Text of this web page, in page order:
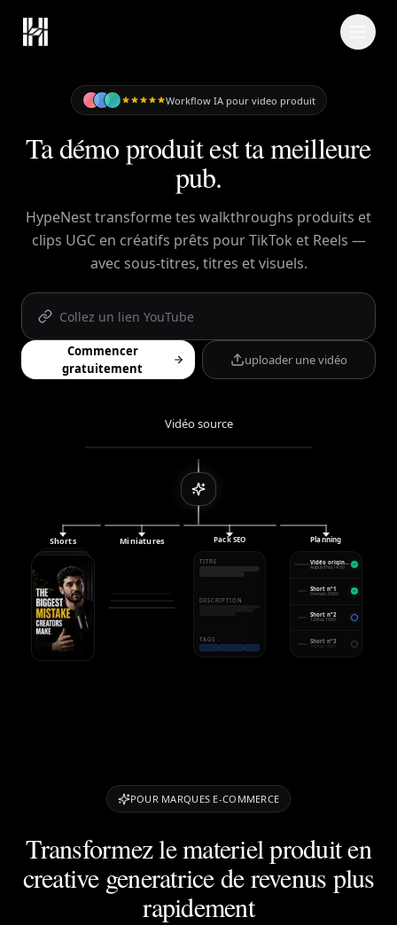
Workflow IA pour video produit
Ta démo produit est ta meilleure
pub.
HypeNest transforme tes walkthroughs produits et
clips UGC en créatifs prêts pour TikTok et Reels —
avec sous-titres, titres et visuels.
Commencer
gratuitement
uploader une vidéo
Vidéo source
Shorts Miniatures Pack SEO
TITRE
DESCRIPTION
TAGS
Planning
Vidéo originale
Aujourd'hui, 14:00
Short n°1
Demain, 09:00
Short n°2
12 mai, 16:30
Short n°3
14 mai, 18:00
POUR MARQUES E-COMMERCE
Transformez le materiel produit en
creative generatrice de revenus plus
rapidement